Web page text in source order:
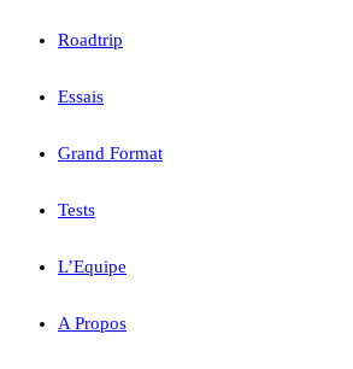
Roadtrip
Essais
Grand Format
Tests
L’Equipe
A Propos